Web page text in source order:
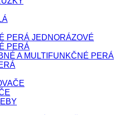
PERÁ JEDNORÁZOVÉ
PERÁ
A MULTIFUNKČNÉ PERÁ